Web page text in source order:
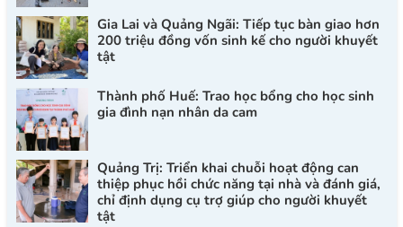
Gia Lai và Quảng Ngãi: Tiếp tục bàn giao hơn
200 triệu đồng vốn sinh kế cho người khuyết
tật
Thành phố Huế: Trao học bổng cho học sinh
gia đình nạn nhân da cam
Quảng Trị: Triển khai chuỗi hoạt động can
thiệp phục hồi chức năng tại nhà và đánh giá,
chỉ định dụng cụ trợ giúp cho người khuyết
tật